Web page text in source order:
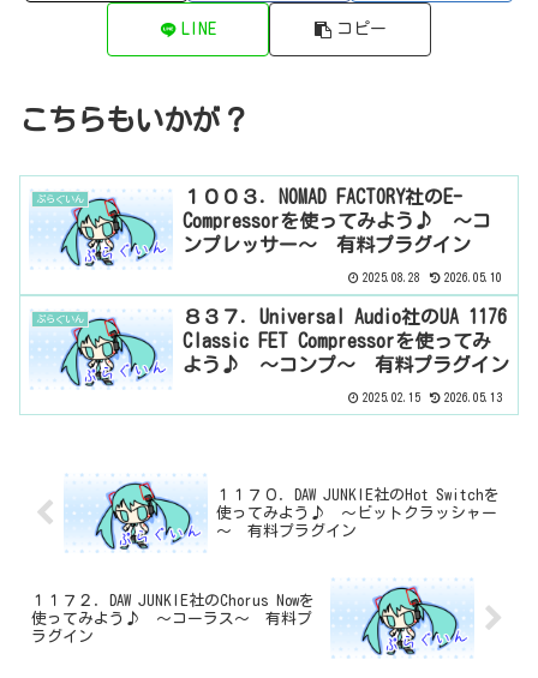
LINE コピー
こちらもいかが？
ぷらぐいん
１００３．NOMAD FACTORY社のE-
Compressorを使ってみよう♪ ～コ
ンプレッサー～ 有料プラグイン
2025.08.28 2026.05.10
ぷらぐいん
８３７．Universal Audio社のUA 1176
Classic FET Compressorを使ってみ
よう♪ ～コンプ～ 有料プラグイン
2025.02.15 2026.05.13
１１７０．DAW JUNKIE社のHot Switchを
使ってみよう♪ ～ビットクラッシャー
～ 有料プラグイン
１１７２．DAW JUNKIE社のChorus Nowを
使ってみよう♪ ～コーラス～ 有料プ
ラグイン